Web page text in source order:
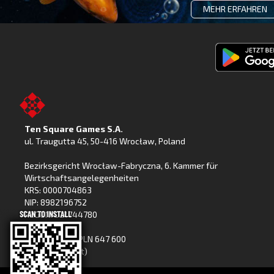
MEHR ERFAHREN
Ten Square Games S.A.
ul. Traugutta 45, 50-416 Wrocław, Poland
Bezirksgericht Wrocław-Fabryczna, 6. Kammer für
Wirtschaftsangelegenheiten
KRS: 0000704863
NIP: 8982196752
REGON: 021744780
Grundkapital: PLN 647 600
(voll eingezahlt)